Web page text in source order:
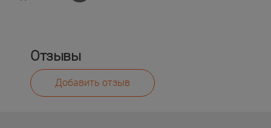
Отзывы
Добавить отзыв